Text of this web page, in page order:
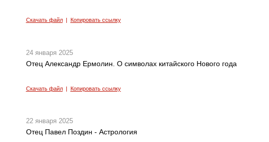
Скачать файл| Копировать ссылку
24 января 2025
Отец Александр Ермолин. О символах китайского Нового года
Скачать файл| Копировать ссылку
22 января 2025
Отец Павел Поздин - Астрология